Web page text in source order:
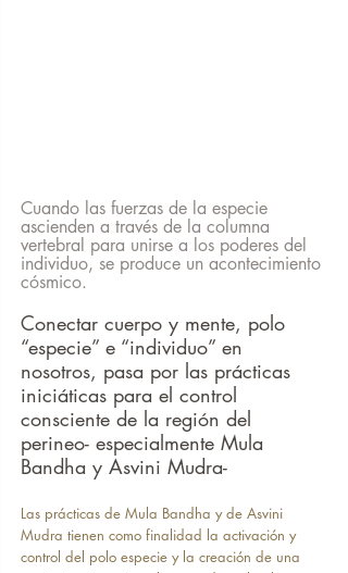
Cuando las fuerzas de la especie
ascienden a través de la columna
vertebral para unirse a los poderes del
individuo, se produce un acontecimiento
cósmico.
Conectar cuerpo y mente, polo
“especie” e “individuo” en
nosotros, pasa por las prácticas
iniciáticas para el control
consciente de la región del
perineo- especialmente Mula
Bandha y Asvini Mudra-
Las prácticas de Mula Bandha y de Asvini
Mudra tienen como finalidad la activación y
control del polo especie y la creación de una